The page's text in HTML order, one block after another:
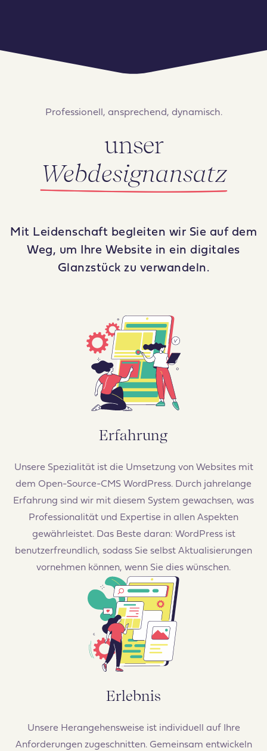
Professionell, ansprechend, dynamisch.
unser
Webdesignansatz
Mit Leidenschaft begleiten wir Sie auf dem
Weg, um Ihre Website in ein digitales
Glanzstück zu verwandeln.
Erfahrung
Unsere Spezialität ist die Umsetzung von Websites mit
dem Open-Source-CMS WordPress. Durch jahrelange
Erfahrung sind wir mit diesem System gewachsen, was
Professionalität und Expertise in allen Aspekten
gewährleistet. Das Beste daran: WordPress ist
benutzerfreundlich, sodass Sie selbst Aktualisierungen
vornehmen können, wenn Sie dies wünschen.
Erlebnis
Unsere Herangehensweise ist individuell auf Ihre
Anforderungen zugeschnitten. Gemeinsam entwickeln